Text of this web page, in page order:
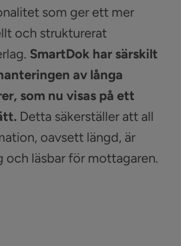
som ger ett mer
och strukturerat
SmartDok har särskilt
av långa
som nu visas på ett
Detta säkerställer att all
oavsett längd, är
och läsbar för mottagaren.